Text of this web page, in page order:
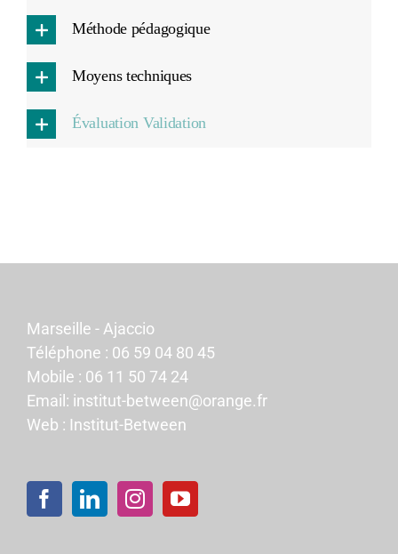
Méthode pédagogique
Moyens techniques
Évaluation Validation
Marseille - Ajaccio
Téléphone : 06 59 04 80 45
Mobile : 06 11 50 74 24
Email: institut-between@orange.fr
Web : Institut-Between